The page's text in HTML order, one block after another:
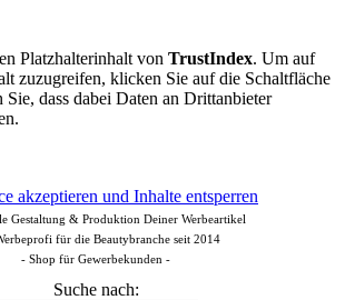
Platzhalterinhalt von TrustIndex. Um auf
zuzugreifen, klicken Sie auf die Schaltfläche
Sie, dass dabei Daten an Drittanbieter
akzeptieren und Inhalte entsperren
Gestaltung & Produktion Deiner Werbeartikel
für die Beautybranche seit 2014
- Shop für Gewerbekunden -
Suche nach: